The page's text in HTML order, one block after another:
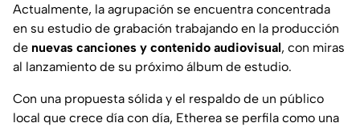
Actualmente, la agrupación se encuentra concentrada
en su estudio de grabación trabajando en la producción
de nuevas canciones y contenido audiovisual, con miras
al lanzamiento de su próximo álbum de estudio.
Con una propuesta sólida y el respaldo de un público
local que crece día con día, Etherea se perfila como una